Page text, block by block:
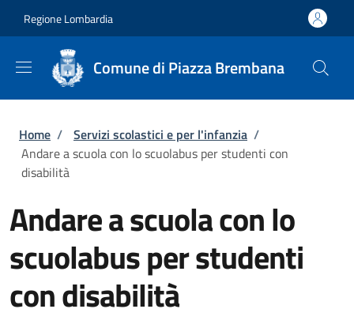
Regione Lombardia
Comune di Piazza Brembana
Briciole di pane
Home / Servizi scolastici e per l'infanzia /
Andare a scuola con lo scuolabus per studenti con
disabilità
Andare a scuola con lo
scuolabus per studenti
con disabilità